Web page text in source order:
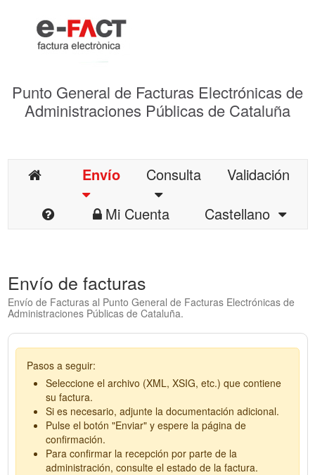
Punto General de Facturas Electrónicas de
Administraciones Públicas de Cataluña
Envío Consulta
Validación
Mi Cuenta
Castellano
Envío de facturas
Envío de Facturas al Punto General de Facturas Electrónicas de
Administraciones Públicas de Cataluña.
Pasos a seguir:
Seleccione el archivo (XML, XSIG, etc.) que contiene
su factura.
Si es necesario, adjunte la documentación adicional.
Pulse el botón "Enviar" y espere la página de
confirmación.
Para confirmar la recepción por parte de la
administración, consulte el estado de la factura.